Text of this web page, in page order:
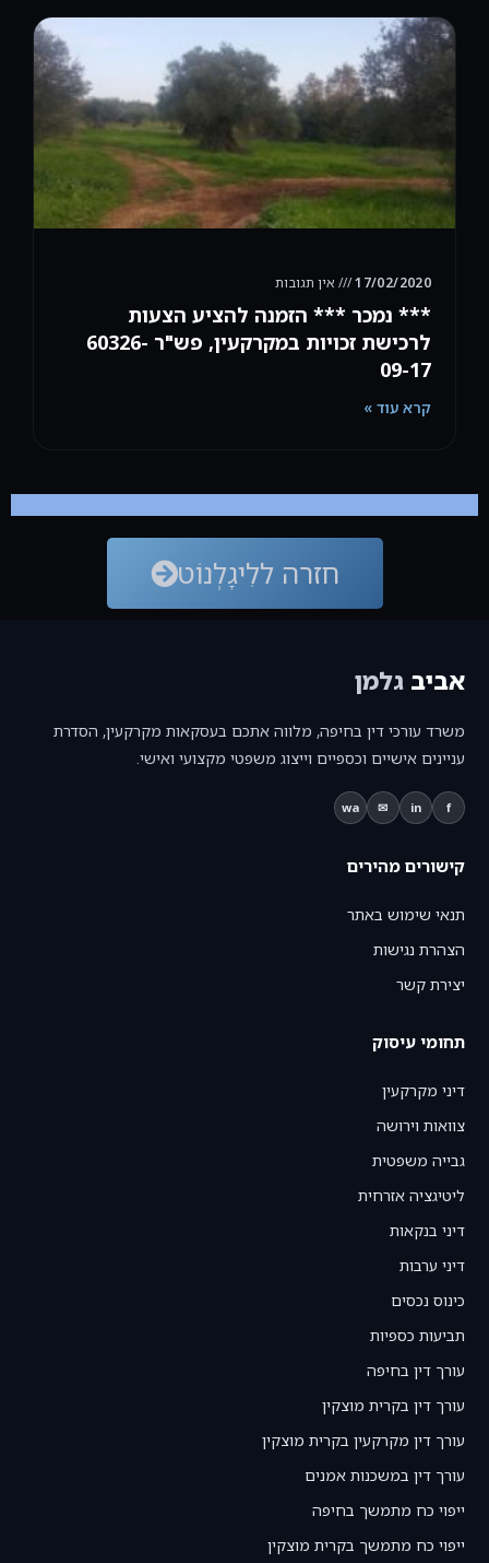
*** נמכר *** הזמנה להציע הצעות
לרכישת זכויות במקרקעין, פש"ר 60326-
09-17
17/02/2020 אין תגובות
קרא עוד »
חזרה ללִיגָלְנוֹט
אביבגלמן
משרד עורכי דין בחיפה, מלווה אתכם בעסקאות מקרקעין, הסדרת
עניינים אישיים וכספיים וייצוג משפטי מקצועי ואישי.
f
in
✉
wa
קישורים מהירים
תנאי שימוש באתר
הצהרת נגישות
יצירת קשר
תחומי עיסוק
דיני מקרקעין
צוואות וירושה
גבייה משפטית
ליטיגציה אזרחית
דיני בנקאות
דיני ערבות
כינוס נכסים
תביעות כספיות
עורך דין בחיפה
עורך דין בקרית מוצקין
עורך דין מקרקעין בקרית מוצקין
עורך דין במשכנות אמנים
ייפוי כח מתמשך בחיפה
ייפוי כח מתמשך בקרית מוצקין